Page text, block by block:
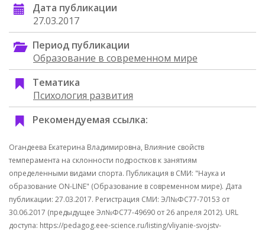
Дата публикации
27.03.2017
Период публикации
Образование в современном мире
Тематика
Психология развития
Рекомендуемая ссылка:
Огандеева Екатерина Владимировна, Влияние свойств
темперамента на склонности подростков к занятиям
определенными видами спорта. Публикация в СМИ: "Наука и
образование ON-LINE" (Образование в современном мире). Дата
публикации: 27.03.2017. Регистрация СМИ: ЭЛ№ФС77-70153 от
30.06.2017 (предыдущее Эл№ФC77-49690 от 26 апреля 2012). URL
доступа: https://pedagog.eee-science.ru/listing/vliyanie-svojstv-